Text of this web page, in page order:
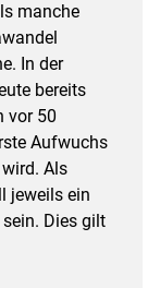
manche
In der
bereits
vor 50
Aufwuchs
Als
jeweils ein
Dies gilt